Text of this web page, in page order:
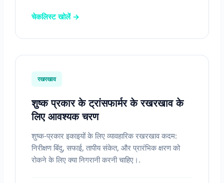
चेकलिस्ट खोलें →
रखरखाव
शुष्क प्रकार के ट्रांसफार्मर के रखरखाव के
लिए आवश्यक चरण
शुष्क-प्रकार इकाइयों के लिए व्यावहारिक रखरखाव कदम:
निरीक्षण बिंदु, सफाई, तापीय संकेत, और प्रारंभिक क्षरण को
रोकने के लिए क्या निगरानी करनी चाहिए।.